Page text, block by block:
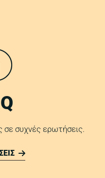
σε συχνές ερωτήσεις.